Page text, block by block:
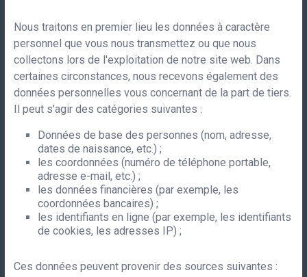
Nous traitons en premier lieu les données à caractère
personnel que vous nous transmettez ou que nous
collectons lors de l'exploitation de notre site web. Dans
certaines circonstances, nous recevons également des
données personnelles vous concernant de la part de tiers.
Il peut s'agir des catégories suivantes :
Données de base des personnes (nom, adresse,
dates de naissance, etc.) ;
les coordonnées (numéro de téléphone portable,
adresse e-mail, etc.) ;
les données financières (par exemple, les
coordonnées bancaires) ;
les identifiants en ligne (par exemple, les identifiants
de cookies, les adresses IP) ;
Ces données peuvent provenir des sources suivantes :